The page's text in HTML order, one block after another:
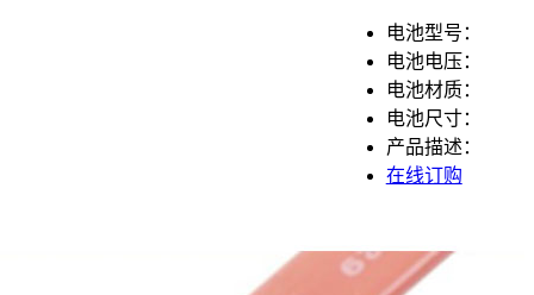
电池型号：
电池电压：
电池材质：
电池尺寸：
产品描述：
在线订购